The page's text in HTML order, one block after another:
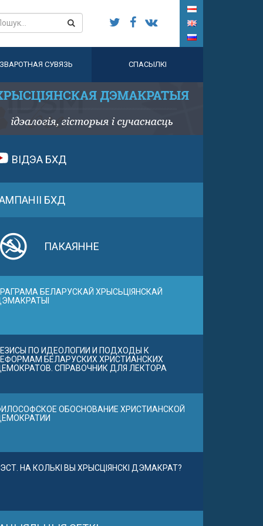
ЗВАРОТНАЯ СУВЯЗЬ СПАСЫЛКІ
ВІДЭА БХД
БХД
ПАКАЯННЕ
БЕЛАРУСКАЙ ХРЫСЬЦІЯНСКАЙ
ПО ИДЕОЛОГИИ И ПОДХОДЫ К
БЕЛАРУСКИХ ХРИСТИАНСКИХ
СПРАВОЧНИК ДЛЯ ЛЕКТОРА
ОБОСНОВАНИЕ ХРИСТИАНСКОЙ
НА КОЛЬКІ ВЫ ХРЫСЦІЯНСКІ ДЭМАКРАТ?